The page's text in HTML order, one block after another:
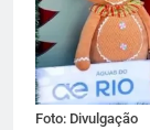
Foto: Divulgação